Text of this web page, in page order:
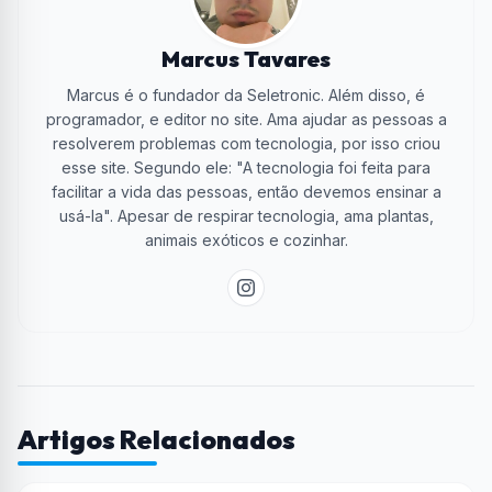
Marcus Tavares
Marcus é o fundador da Seletronic. Além disso, é
programador, e editor no site. Ama ajudar as pessoas a
resolverem problemas com tecnologia, por isso criou
esse site. Segundo ele: "A tecnologia foi feita para
facilitar a vida das pessoas, então devemos ensinar a
usá-la". Apesar de respirar tecnologia, ama plantas,
animais exóticos e cozinhar.
Artigos Relacionados